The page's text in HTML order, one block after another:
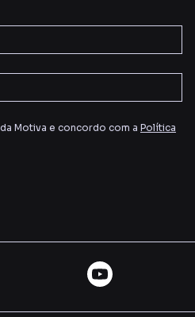
Motiva e concordo com a Política